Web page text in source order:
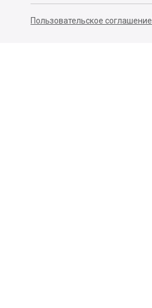
Пользовательское соглашение